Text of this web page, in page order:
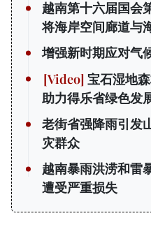
越南第十六届国会
将海岸空间廊道与
增强新时期应对气
宝石湿地
助力得乐省绿色发
老街省强降雨引发
灾群众
越南暴雨洪涝和雷
遭受严重损失